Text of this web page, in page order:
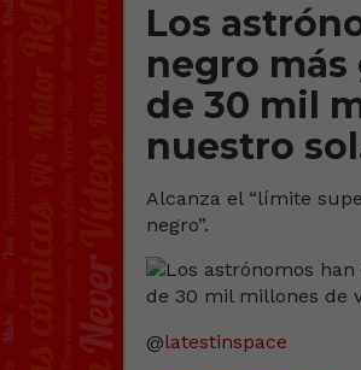
Los
negro
de 30 mil
nuestro
Alcanza el “límite
negro”.
@latestinspace